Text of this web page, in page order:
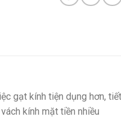
gạt kính tiện dụng hơn,
kính mặt tiền nhiều